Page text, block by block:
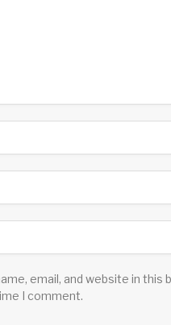
email, and website in this
I comment.